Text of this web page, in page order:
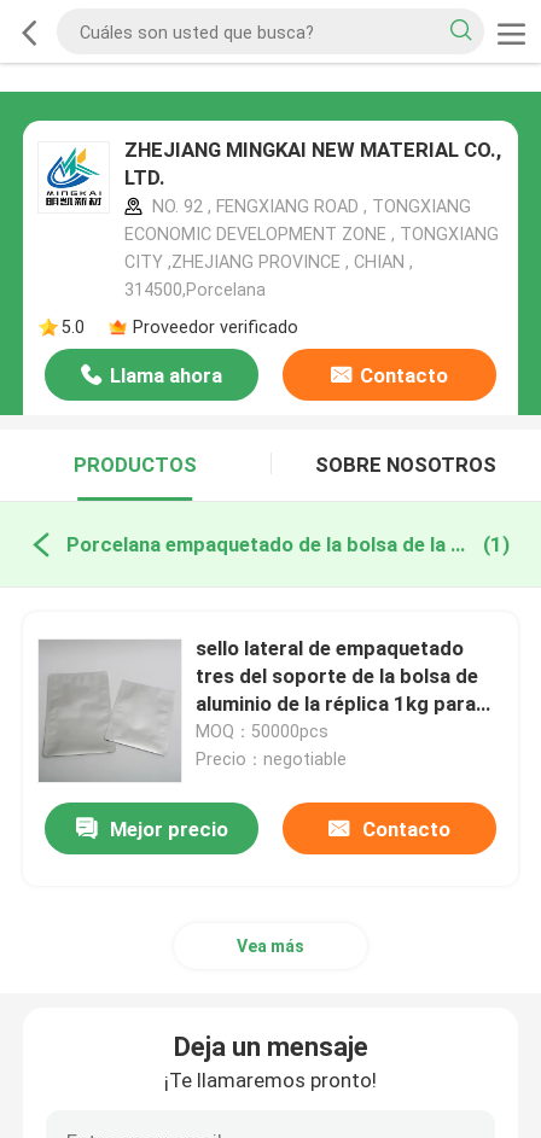
ZHEJIANG MINGKAI NEW MATERIAL CO.,
LTD.
NO. 92 , FENGXIANG ROAD , TONGXIANG
ECONOMIC DEVELOPMENT ZONE , TONGXIANG
CITY ,ZHEJIANG PROVINCE , CHIAN ,
314500,Porcelana
5.0
Proveedor verificado
Llama ahora Contacto
PRODUCTOS SOBRE NOSOTROS
Porcelana empaquetado de la bolsa de la réplica (1)
sello lateral de empaquetado
tres del soporte de la bolsa de
aluminio de la réplica 1kg para
arriba
MOQ：50000pcs
Precio：negotiable
Mejor precio Contacto
Vea más
Deja un mensaje
¡Te llamaremos pronto!